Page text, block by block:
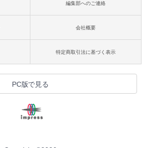
編集部へのご連絡
会社概要
特定商取引法に基づく表示
PC版で見る